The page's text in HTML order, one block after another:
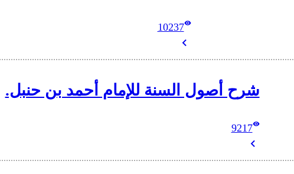
10237
شرح أصول السنة للإمام أحمد بن حنبل.
9217